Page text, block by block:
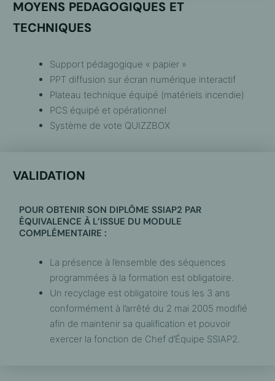
MOYENS PEDAGOGIQUES ET
TECHNIQUES
Support pédagogique « papier »
PPT diffusion sur écran numérique interactif
Plateau technique équipé (matériels incendie)
PCS équipé et opérationnel
Système de vote QUIZZBOX
VALIDATION
POUR OBTENIR SON DIPLÔME SSIAP2 PAR
ÉQUIVALENCE À L’ISSUE DU MODULE
COMPLÉMENTAIRE :
La présence à l’ensemble des séquences
programmées à la formation est obligatoire.
Un recyclage est obligatoire tous les 3 ans
conformément à l’arrêté du 2 mai 2005 modifié
afin de maintenir sa qualification et pouvoir
exercer la fonction de Chef d’Équipe SSIAP2.